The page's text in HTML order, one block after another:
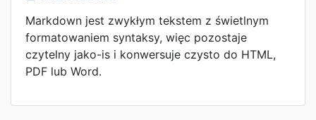
Markdown jest zwykłym tekstem z świetlnym
formatowaniem syntaksy, więc pozostaje
czytelny jako-is i konwersuje czysto do HTML,
PDF lub Word.